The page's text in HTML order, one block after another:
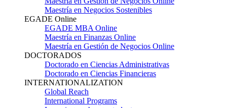
Maestría en Negocios Sostenibles
EGADE Online
EGADE MBA Online
Maestría en Finanzas Online
Maestría en Gestión de Negocios Online
DOCTORADOS
Doctorado en Ciencias Administrativas
Doctorado en Ciencias Financieras
INTERNATIONALIZATION
Global Reach
International Programs